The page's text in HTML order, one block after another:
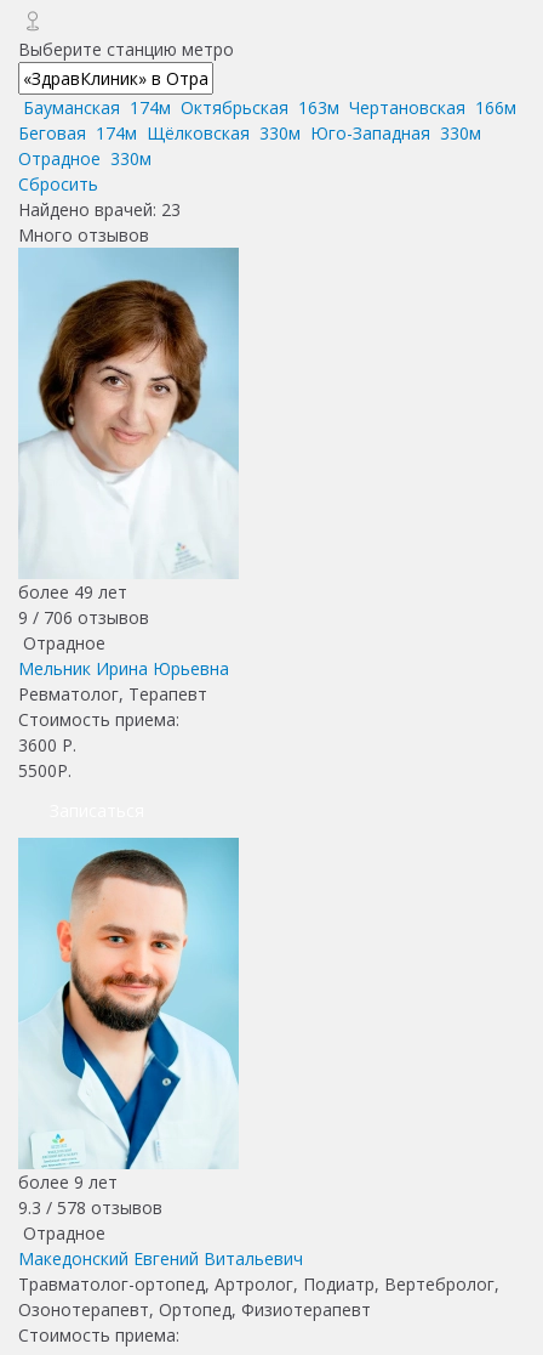
Выберите станцию метро
Бауманская 174м Октябрьская 163м Чертановская 166м
Беговая 174м Щёлковская 330м Юго-Западная 330м
Отрадное 330м
Сбросить
Найдено врачей: 23
Много отзывов
более 49 лет
9 / 706 отзывов
Отрадное
Мельник Ирина Юрьевна
Ревматолог, Терапевт
Стоимость приема:
3600 Р.
5500Р.
более 9 лет
9.3 / 578 отзывов
Отрадное
Македонский Евгений Витальевич
Травматолог-ортопед, Артролог, Подиатр, Вертебролог,
Озонотерапевт, Ортопед, Физиотерапевт
Стоимость приема: